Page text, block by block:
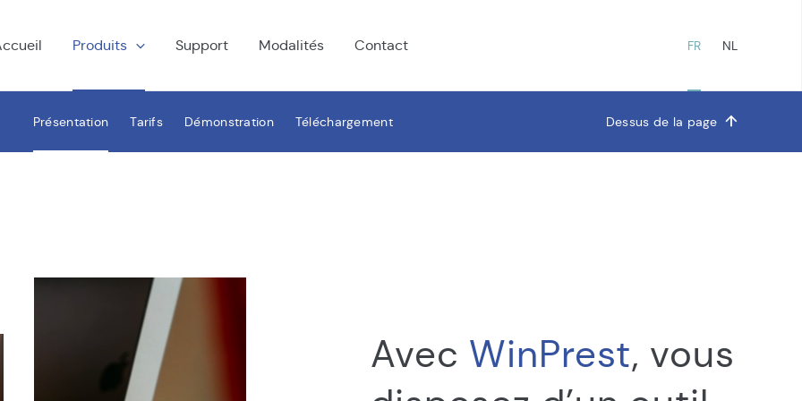
WinPrest
Avec WinPrest, vous
Produits Support Modalités Contact FR NL
Présentation Tarifs Démonstration Téléchargement Dessus de la page